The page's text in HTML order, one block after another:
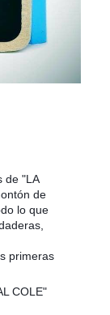
de "LA
de
lo que
primeras
COLE"